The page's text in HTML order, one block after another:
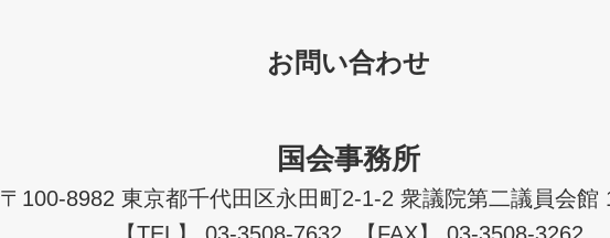
お問い合わせ
国会事務所
〒100-8982 東京都千代田区永田町2-1-2 衆議院第二議員会館